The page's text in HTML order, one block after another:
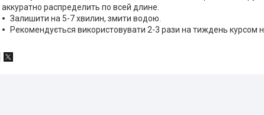
аккуратно распределить по всей длине.
Залишити на 5-7 хвилин, змити водою.
Рекомендується використовувати 2-3 рази на тиждень курсом